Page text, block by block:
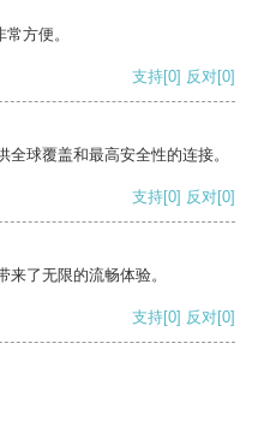
方便。
支持[0] 反对[0]
球覆盖和最高安全性的连接。
支持[0] 反对[0]
了无限的流畅体验。
支持[0] 反对[0]